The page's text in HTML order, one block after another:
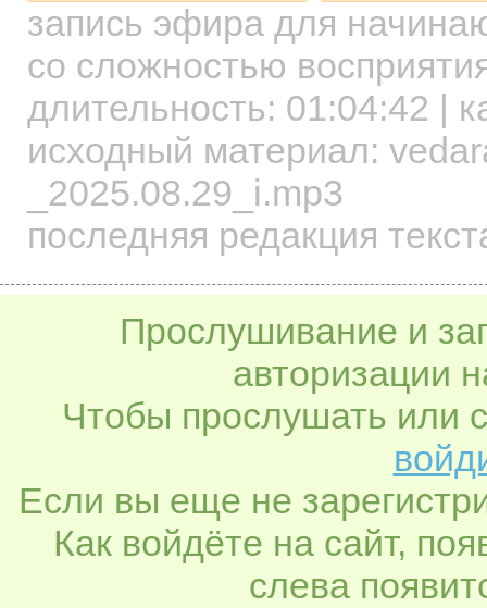
запись эфира для
со сложностью
длительность: 01:04:42 |
исходный материал:
_2025.08.29_i.mp3
последняя редакция
Прослушивание и
авторизации
Чтобы прослушать или
Если вы еще не
Как войдёте на сайт,
слева